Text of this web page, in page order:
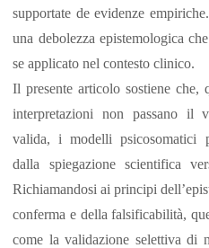
supportate de evidenze
una debolezza epistemologica
se applicato nel contesto clinico.
Il presente articolo sostiene
interpretazioni non passano il
valida, i modelli psicosomatici
dalla spiegazione scientifica
Richiamandosi ai principi
conferma e della falsificabilità,
come la validazione selettiva di